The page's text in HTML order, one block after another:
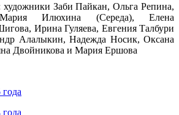
художники Заби Пайкан, Ольга Репина,
Мария Илюхина (Середа), Елена
Ирина Гуляева, Евгения Талбури
Алалыкин, Надежда Носик, Оксана
Двойникова и Мария Ершова